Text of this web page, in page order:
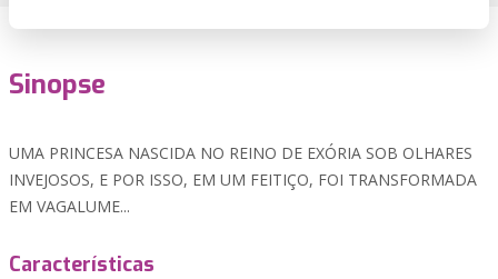
Sinopse
UMA PRINCESA NASCIDA NO REINO DE EXÓRIA SOB OLHARES
INVEJOSOS, E POR ISSO, EM UM FEITIÇO, FOI TRANSFORMADA
EM VAGALUME...
Características